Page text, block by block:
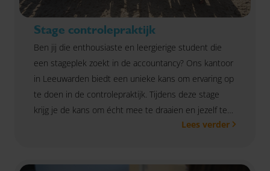
Stage controlepraktijk
Ben jij die enthousiaste en leergierige student die
een stageplek zoekt in de accountancy? Ons kantoor
in Leeuwarden biedt een unieke kans om ervaring op
te doen in de controlepraktijk. Tijdens deze stage
krijg je de kans om écht mee te draaien en jezelf te
ontwikkelen binnen een professioneel team.Lees verder